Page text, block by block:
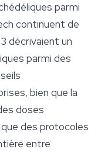
parmi
continuent de
décrivaient un
parmi des
bien que la
doses
des protocoles
entre